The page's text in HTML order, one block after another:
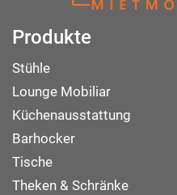
Produkte
Stühle
Lounge Mobiliar
Küchenausstattung
Barhocker
Tische
Theken & Schränke